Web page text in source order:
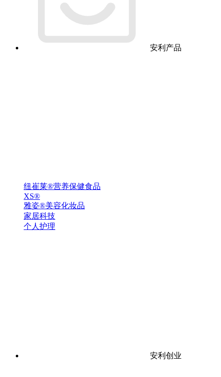
安利产品
纽崔莱®营养保健食品
XS®
雅姿®美容化妆品
家居科技
个人护理
安利创业